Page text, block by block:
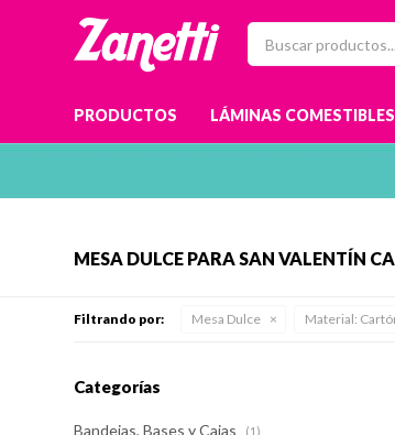
PRODUCTOS LÁMINAS COMESTIBLES
MESA DULCE PARA SAN VALENTÍN
Filtrando por: Mesa Dulce Material:
Categorías
Bandejas, Bases y Cajas (1)